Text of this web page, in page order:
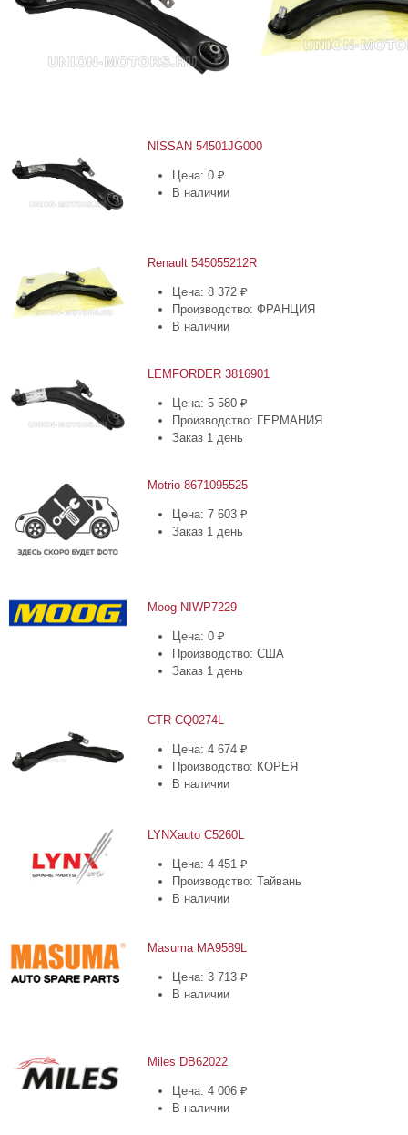
NISSAN 54501JG000
Цена: 0 ₽
В наличии
Renault 545055212R
Цена: 8 372 ₽
Производство: ФРАНЦИЯ
В наличии
LEMFORDER 3816901
Цена: 5 580 ₽
Производство: ГЕРМАНИЯ
Заказ 1 день
Motrio 8671095525
Цена: 7 603 ₽
Заказ 1 день
Moog NIWP7229
Цена: 0 ₽
Производство: США
Заказ 1 день
CTR CQ0274L
Цена: 4 674 ₽
Производство: КОРЕЯ
В наличии
LYNXauto C5260L
Цена: 4 451 ₽
Производство: Тайвань
В наличии
Masuma MA9589L
Цена: 3 713 ₽
В наличии
Miles DB62022
Цена: 4 006 ₽
В наличии